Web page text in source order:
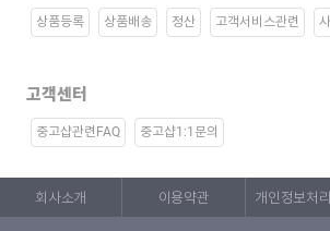
상품등록 상품배송 정산 고객서비스관련
고객센터
중고샵관련FAQ 중고샵1:1문의
회사소개 이용약관 개인정보처